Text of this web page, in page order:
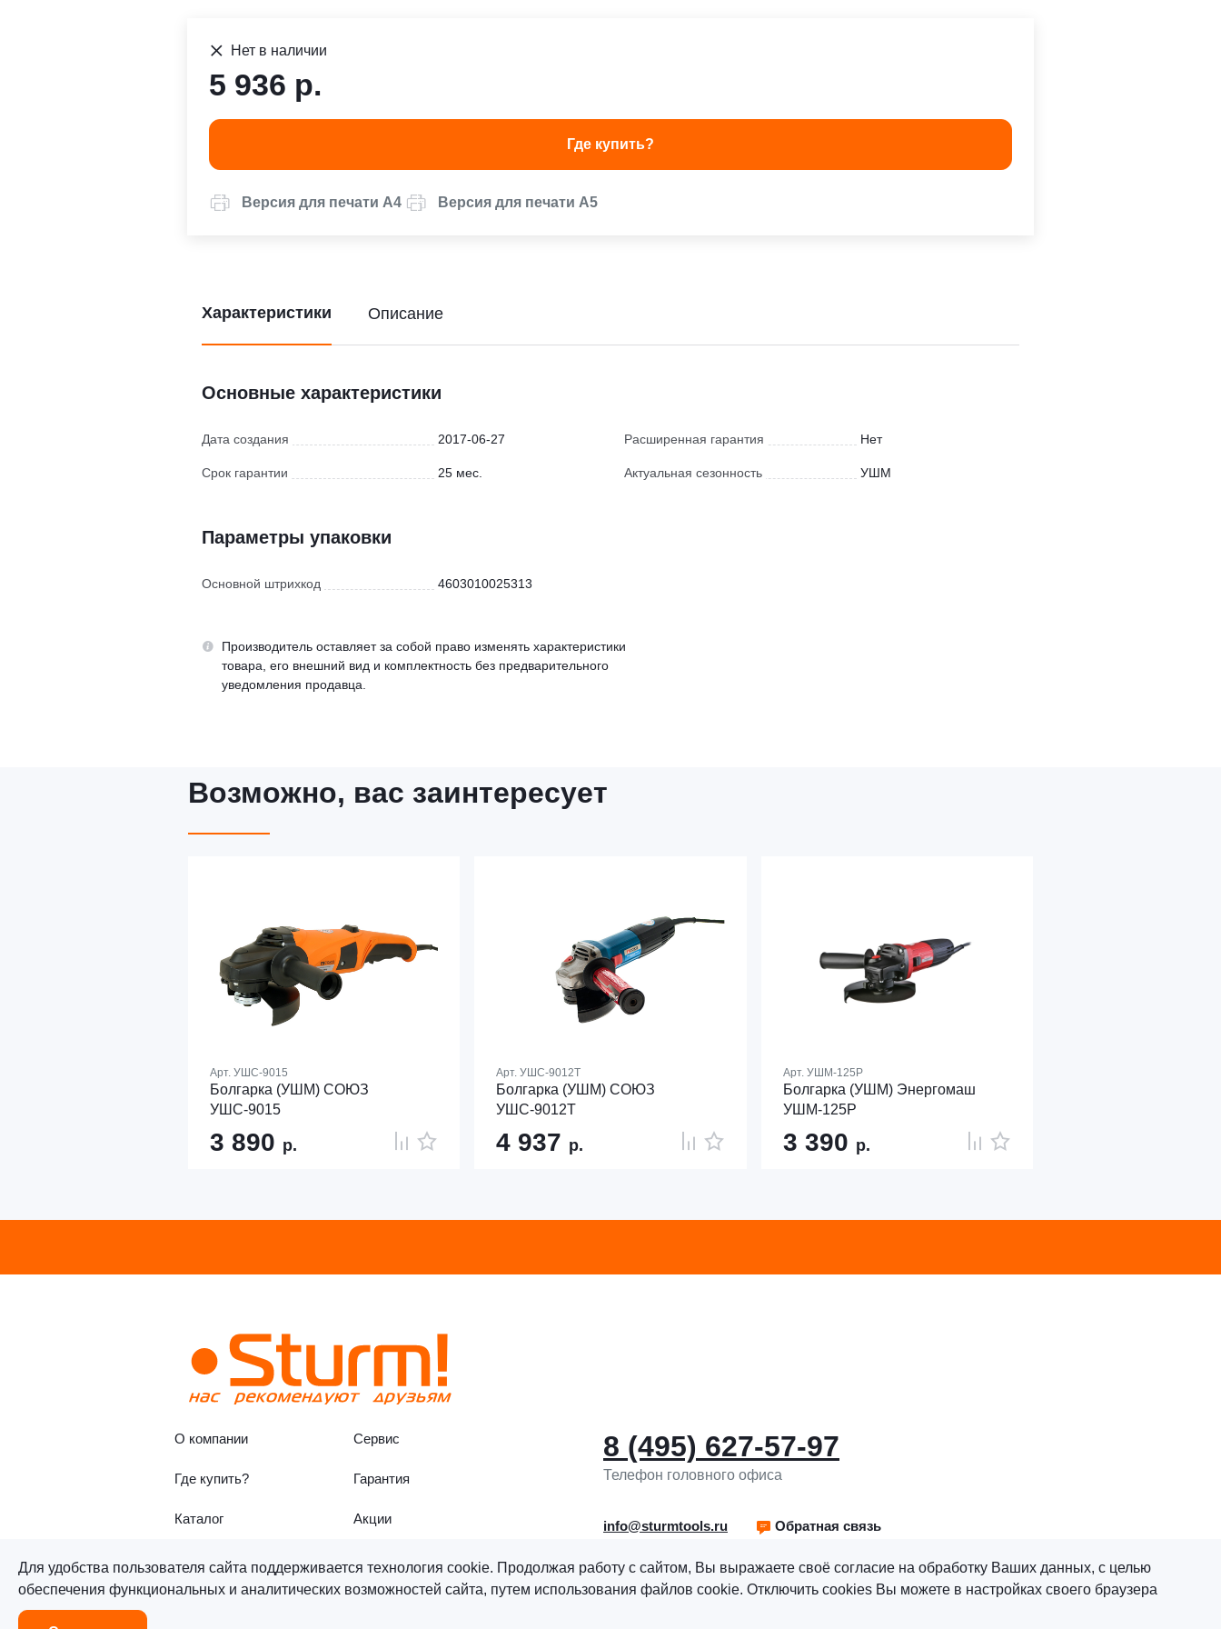
Нет в наличии
5 936 р.
Где купить?
Версия для печати А4 Версия для печати А5
Характеристики
Основные характеристики
Дата создания 2017-06-27
Срок гарантии 25 мес.
Расширенная гарантия Нет
Актуальная сезонность УШМ
Параметры упаковки
Основной штрихкод 4603010025313
Производитель оставляет за собой право изменять характеристики
товара, его внешний вид и комплектность без предварительного
уведомления продавца.
Описание
Возможно, вас заинтересует
Арт. УШС-9015
Болгарка (УШМ) СОЮЗ
УШС-9015
3 890 р.
Арт.УШС-9012Т
Болгарка (УШМ) СОЮЗ
УШС-9012Т
4 937 р.
Арт. УШМ-125Р
Болгарка (УШМ) Энергомаш
УШМ-125Р
3 390 р.
О компании Сервис
Где купить? Гарантия
Каталог Акции
8 (495) 627-57-97
Телефон головного офиса
info@sturmtools.ru Обратная связь
Для удобства пользователя сайта поддерживается технология cookie. Продолжая работу с сайтом, Вы выражаете своё согласие на обработку Ваших данных, с целью
обеспечения функциональных и аналитических возможностей сайта, путем использования файлов cookie. Отключить cookies Вы можете в настройках своего браузера